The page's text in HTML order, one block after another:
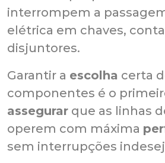
interrompem a
elétrica em chaves,
disjuntores.
Garantir a escolha certa
componentes é o
assegurar que as linhas
operem com máxima
sem interrupções